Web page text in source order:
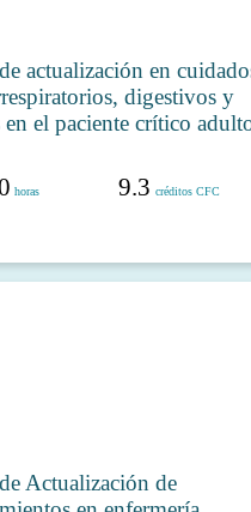
actualización en
digestivos y
en el paciente crítico
horas 9.3 créditos CFC
Actualización de